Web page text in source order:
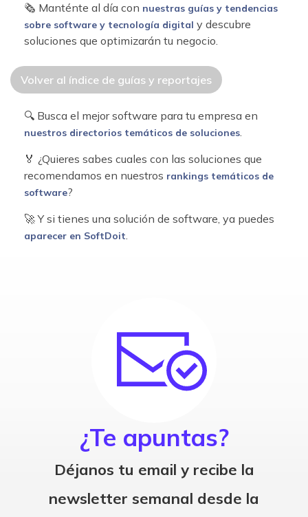
🗞 Manténte al día con nuestras guías y tendencias
sobre software y tecnología digital y descubre
soluciones que optimizarán tu negocio.
Volver al índice de guías y reportajes
🔍 Busca el mejor software para tu empresa en
nuestros directorios temáticos de soluciones.
🏅 ¿Quieres sabes cuales con las soluciones que
recomendamos en nuestros rankings temáticos de
software?
🚀 Y si tienes una solución de software, ya puedes
aparecer en SoftDoit.
¿Te apuntas?
Déjanos tu email y recibe la
newsletter semanal desde la